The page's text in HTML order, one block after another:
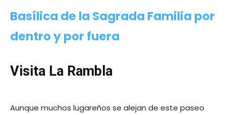
Basílica de la Sagrada Familia por
dentro y por fuera
Visita La Rambla
Aunque muchos lugareños se alejan de este paseo